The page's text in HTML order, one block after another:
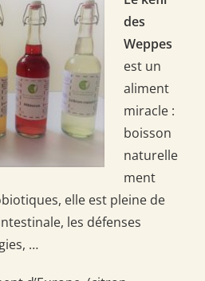
des
Weppes
est un
aliment
miracle :
boisson
naturelle
ment
elle est pleine de
les défenses
…